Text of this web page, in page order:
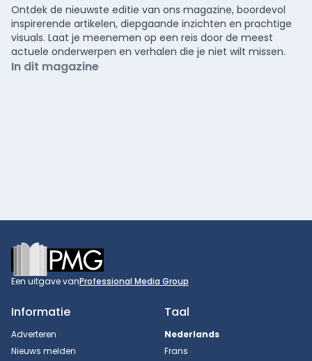
Ontdek de nieuwste editie van ons magazine, boordevol
inspirerende artikelen, diepgaande inzichten en prachtige
visuals. Laat je meenemen op een reis door de meest
actuele onderwerpen en verhalen die je niet wilt missen.
In dit magazine
Footer
Een uitgave vanProfessional Media Group
Informatie
Adverteren
Nieuws melden
Taal
Nederlands
Frans